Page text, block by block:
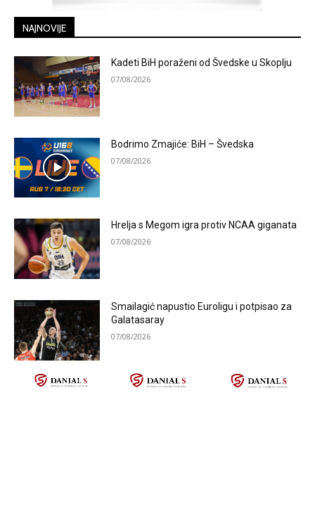
NAJNOVIJE
Kadeti BiH poraženi od Švedske u Skoplju
07/08/2026
Bodrimo Zmajiće: BiH – Švedska
07/08/2026
Hrelja s Megom igra protiv NCAA giganata
07/08/2026
Smailagić napustio Euroligu i potpisao za
Galatasaray
07/08/2026